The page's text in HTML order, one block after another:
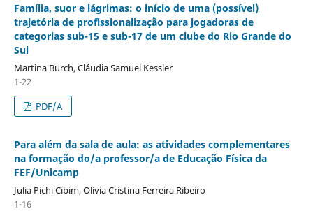
Família, suor e lágrimas: o início de uma (possível)
trajetória de profissionalização para jogadoras de
categorias sub-15 e sub-17 de um clube do Rio Grande do
Sul
Martina Burch, Cláudia Samuel Kessler
1-22
PDF/A
Para além da sala de aula: as atividades complementares
na formação do/a professor/a de Educação Física da
FEF/Unicamp
Julia Pichi Cibim, Olívia Cristina Ferreira Ribeiro
1-16